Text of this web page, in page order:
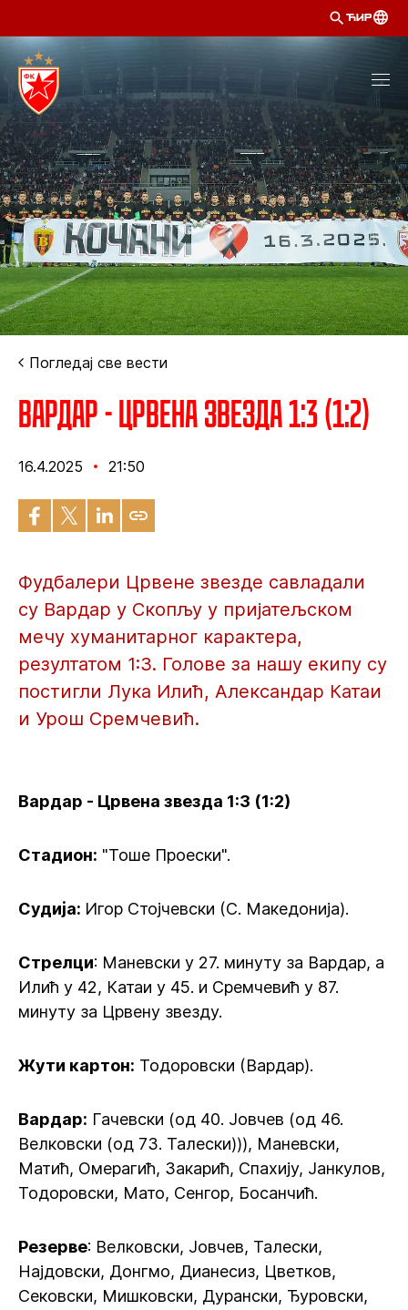
ЋИР
Погледај све вести
Вардар - Црвена звезда 1:3 (1:2)
16.4.2025 21:50
Фудбалери Црвене звезде савладали
су Вардар у Скопљу у пријатељском
мечу хуманитарног карактера,
резултатом 1:3. Голове за нашу екипу су
постигли Лука Илић, Александар Катаи
и Урош Сремчевић.
Вардар - Црвена звезда 1:3 (1:2)
Стадион: "Тоше Проески".
Судија: Игор Стојчевски (С. Македонија).
Стрелци: Маневски у 27. минуту за Вардар, а
Илић у 42, Катаи у 45. и Сремчевић у 87.
минуту за Црвену звезду.
Жути картон: Тодоровски (Вардар).
Вардар: Гачевски (од 40. Јовчев (од 46.
Велковски (од 73. Талески))), Маневски,
Матић, Омерагић, Закарић, Спахију, Јанкулов,
Тодоровски, Мато, Сенгор, Босанчић.
Резерве: Велковски, Јовчев, Талески,
Најдовски, Донгмо, Дианесиз, Цветков,
Сековски, Мишковски, Дурански, Ђуровски,